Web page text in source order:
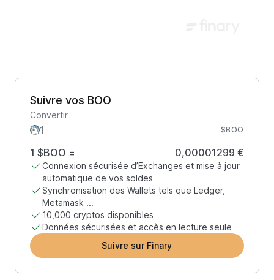
Suivre vos BOO
Convertir
$BOO
1 $BOO = 0,00001299 €
Connexion sécurisée d’Exchanges et mise à jour
automatique de vos soldes
Synchronisation des Wallets tels que Ledger,
Metamask ...
10,000 cryptos disponibles
Données sécurisées et accès en lecture seule
Suivre sur Finary